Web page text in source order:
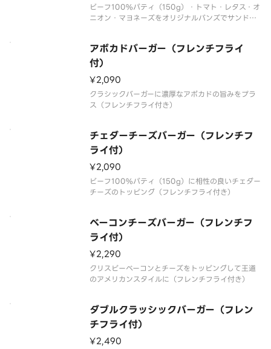
ビーフ100%パティ（150g）・トマト・レタス・オ
ニオン・マヨネーズをオリジナルバンズでサンドし
アボカドバーガー（フレンチフライ
付）
¥2,090
クラシックバーガーに濃厚なアボカドの旨みをプラ
ス（フレンチフライ付き）
チェダーチーズバーガー（フレンチフ
ライ付）
¥2,090
ビーフ100%パティ（150g）に相性の良いチェダー
チーズのトッピング（フレンチフライ付き）
ベーコンチーズバーガー（フレンチフ
ライ付）
¥2,290
クリスピーベーコンとチーズをトッピングして王道
のアメリカンスタイルに（フレンチフライ付き）
ダブルクラッシックバーガー（フレン
チフライ付）
¥2,490